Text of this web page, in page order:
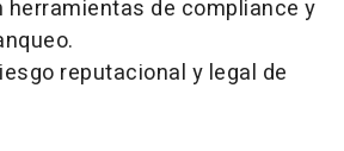
herramientas de compliance y
reputacional y legal de